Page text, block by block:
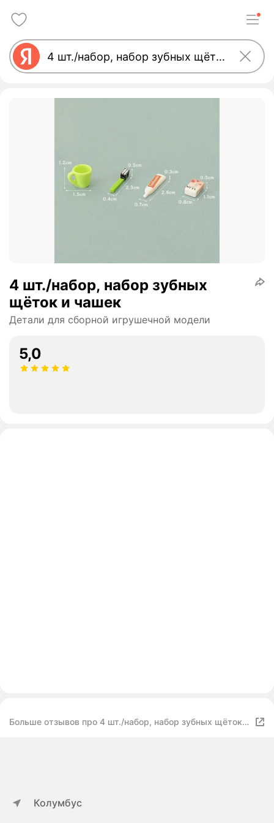
4 шт./набор, набор зубных
щёток и чашек
Детали для сборной игрушечной модели
5,0
Больше отзывов про 4 шт./набор, набор зубных щёток и
Колумбус